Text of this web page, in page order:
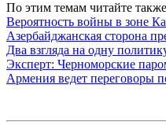
По этим темам читайте также
Вероятность войны в зоне
Азербайджанская сторона
Два взгляда на одну
Эксперт: Черноморские
Армения ведет переговоры